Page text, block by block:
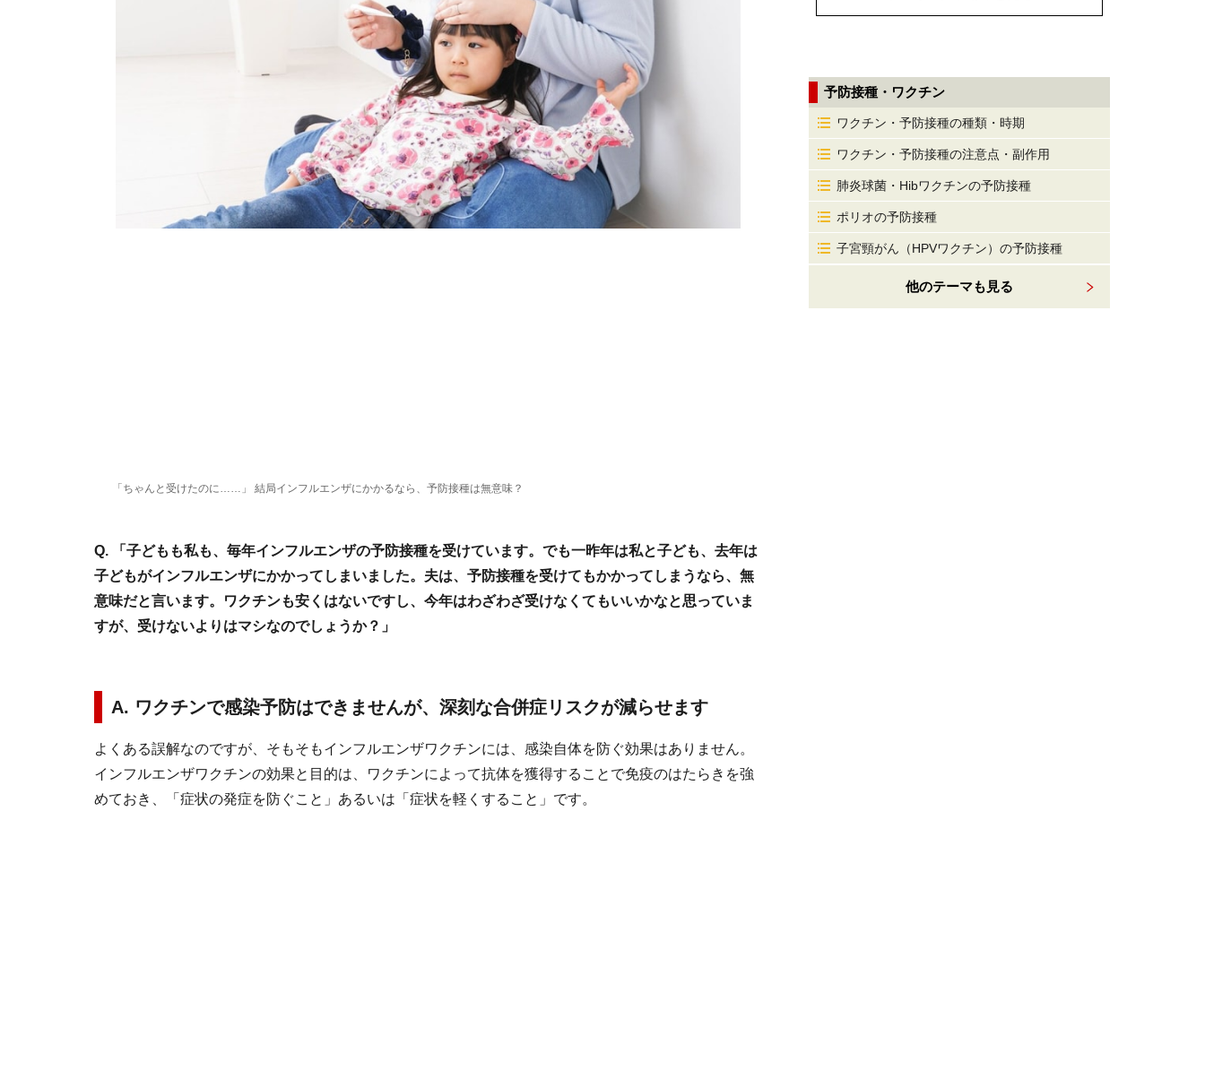
「ちゃんと受けたのに……」 結局インフルエンザにかかるなら、予防接種は無意味？
Q. 「子どもも私も、毎年インフルエンザの予防接種を受けています。でも一昨年は私と子ども、去年は
子どもがインフルエンザにかかってしまいました。夫は、予防接種を受けてもかかってしまうなら、無
意味だと言います。ワクチンも安くはないですし、今年はわざわざ受けなくてもいいかなと思っていま
すが、受けないよりはマシなのでしょうか？」
A. ワクチンで感染予防はできませんが、深刻な合併症リスクが減らせます
よくある誤解なのですが、そもそもインフルエンザワクチンには、感染自体を防ぐ効果はありません。
インフルエンザワクチンの効果と目的は、ワクチンによって抗体を獲得することで免疫のはたらきを強
めておき、「症状の発症を防ぐこと」あるいは「症状を軽くすること」です。
予防接種・ワクチン
ワクチン・予防接種の種類・時期
ワクチン・予防接種の注意点・副作用
肺炎球菌・Hibワクチンの予防接種
ポリオの予防接種
子宮頸がん（HPVワクチン）の予防接種
他のテーマも見る